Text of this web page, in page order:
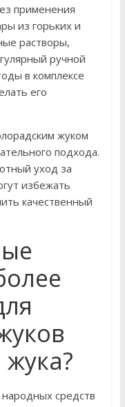
применения
из горьких и
растворы,
ручной
в комплексе
его
жуком
подхода.
уход за
избежать
качественный
средств